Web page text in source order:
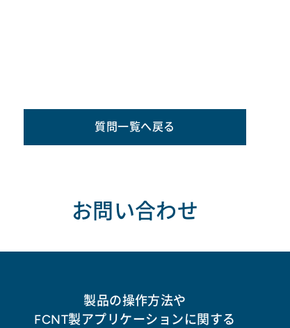
質問一覧へ戻る
お問い合わせ
製品の操作方法や
FCNT製アプリケーションに関する